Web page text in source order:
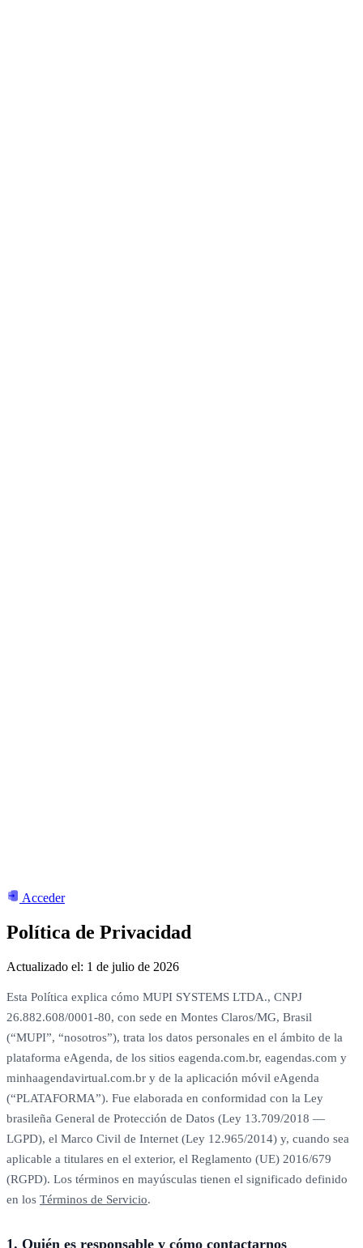
Acceder
Política de Privacidad
Actualizado el: 1 de julio de 2026
Esta Política explica cómo MUPI SYSTEMS LTDA., CNPJ
26.882.608/0001-80, con sede en Montes Claros/MG, Brasil
(“MUPI”, “nosotros”), trata los datos personales en el ámbito de la
plataforma eAgenda, de los sitios eagenda.com.br, eagendas.com y
minhaagendavirtual.com.br y de la aplicación móvil eAgenda
(“PLATAFORMA”). Fue elaborada en conformidad con la Ley
brasileña General de Protección de Datos (Ley 13.709/2018 —
LGPD), el Marco Civil de Internet (Ley 12.965/2014) y, cuando sea
aplicable a titulares en el exterior, el Reglamento (UE) 2016/679
(RGPD). Los términos en mayúsculas tienen el significado definido
en los Términos de Servicio.
1. Quién es responsable y cómo contactarnos